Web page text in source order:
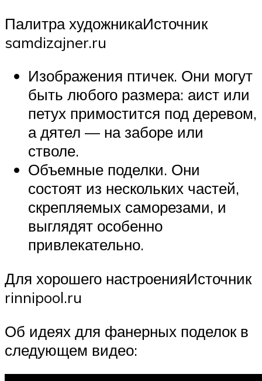
Палитра художникаИсточник
samdizajner.ru
Изображения птичек. Они могут
быть любого размера: аист или
петух примостится под деревом,
а дятел — на заборе или
стволе.
Объемные поделки. Они
состоят из нескольких частей,
скрепляемых саморезами, и
выглядят особенно
привлекательно.
Для хорошего настроенияИсточник
rinnipool.ru
Об идеях для фанерных поделок в
следующем видео: